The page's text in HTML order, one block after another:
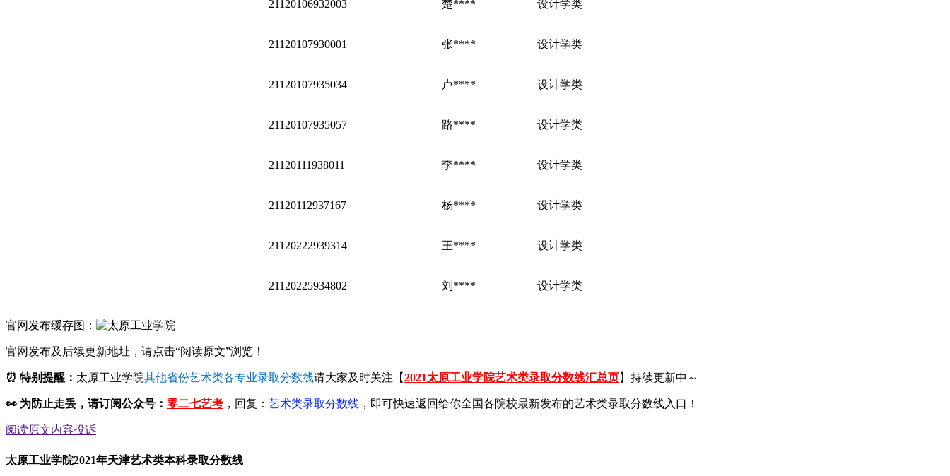
21120106932003 楚**** 设计学类
21120107930001 张**** 设计学类
21120107935034 卢**** 设计学类
21120107935057 路**** 设计学类
21120111938011 李**** 设计学类
21120112937167 杨**** 设计学类
21120222939314 王**** 设计学类
21120225934802 刘**** 设计学类
官网发布缓存图：
官网发布及后续更新地址，请点击“阅读原文”浏览！
⏰ 特别提醒： 太原工业学院其他省份艺术类各专业录取分数线请大家及时关注【2021太原工业学院艺术类录取分数线汇总页】持续更新中～
👀 为防止走丢，请订阅公众号： 零二七艺考 ，回复： 艺术类录取分数线 ，即可快速返回给你全国各院校最新发布的艺术类录取分数线入口！
阅读原文内容投诉
太原工业学院2021年天津艺术类本科录取分数线